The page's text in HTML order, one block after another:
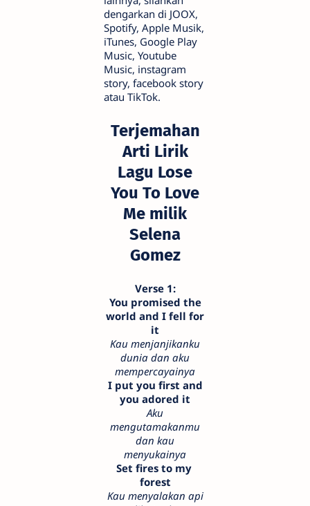
dengarkan di JOOX,
Spotify, Apple Musik,
iTunes, Google Play
Music, Youtube
Music, instagram
story, facebook story
atau TikTok.
Terjemahan
Arti Lirik
Lagu Lose
You To Love
Me milik
Selena
Gomez
Verse 1:
You promised the
world and I fell for
it
Kau menjanjikanku
dunia dan aku
mempercayainya
I put you first and
you adored it
Aku
mengutamakanmu
dan kau
menyukainya
Set fires to my
forest
Kau menyalakan api